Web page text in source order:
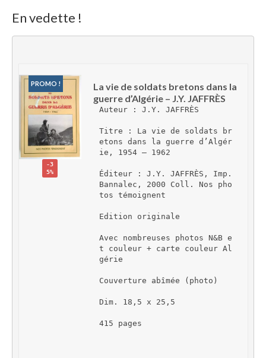
En vedette !
PROMO !
-3
5%
La vie de soldats bretons dans la
guerre d’Algérie – J.Y. JAFFRÈS
Auteur : J.Y. JAFFRÈS
Titre : La vie de soldats br
etons dans la guerre d’Algér
ie, 1954 – 1962
Éditeur : J.Y. JAFFRÈS, Imp.
Bannalec, 2000 Coll. Nos pho
tos témoignent
Edition originale
Avec nombreuses photos N&B e
t couleur + carte couleur Al
gérie
Couverture abîmée (photo)
Dim. 18,5 x 25,5
415 pages